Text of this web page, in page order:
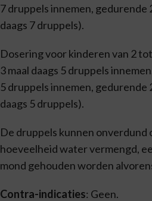
7 druppels innemen, gedurende
daags 7 druppels).
Dosering voor kinderen van 2
3 maal daags 5 druppels
5 druppels innemen, gedurende
daags 5 druppels).
De druppels kunnen onverdund
hoeveelheid water vermengd,
mond gehouden worden
Contra-indicaties: Geen.